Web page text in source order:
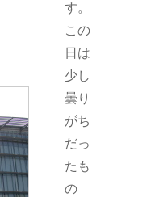
す。
この
日は
少し
曇り
がち
だっ
たも
の